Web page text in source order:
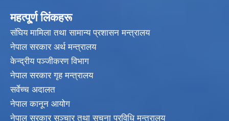
महत्पू्र्ण लिंकहरू
संघिय मामिला तथा सामान्य प्रशासन मन्त्रालय
नेपाल सरकार अर्थ मन्त्रालय
केन्द्रीय पञ्जीकरण विभाग
नेपाल सरकार गृह मन्त्रालय
सर्वेच्च अदालत
नेपाल कानून आयोग
नेपाल सरकार सञ्चार तथा सुचना प्रविधि मन्त्रालय